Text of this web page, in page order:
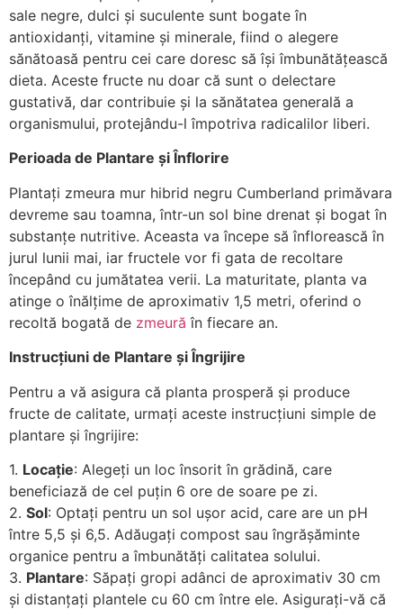
sale negre, dulci și suculente sunt bogate în
antioxidanți, vitamine și minerale, fiind o alegere
sănătoasă pentru cei care doresc să își îmbunătățească
dieta. Aceste fructe nu doar că sunt o delectare
gustativă, dar contribuie și la sănătatea generală a
organismului, protejându-l împotriva radicalilor liberi.
Perioada de Plantare și Înflorire
Plantați zmeura mur hibrid negru Cumberland primăvara
devreme sau toamna, într-un sol bine drenat și bogat în
substanțe nutritive. Aceasta va începe să înflorească în
jurul lunii mai, iar fructele vor fi gata de recoltare
începând cu jumătatea verii. La maturitate, planta va
atinge o înălțime de aproximativ 1,5 metri, oferind o
recoltă bogată de zmeură în fiecare an.
Instrucțiuni de Plantare și Îngrijire
Pentru a vă asigura că planta prosperă și produce
fructe de calitate, urmați aceste instrucțiuni simple de
plantare și îngrijire:
1. Locație: Alegeți un loc însorit în grădină, care
beneficiază de cel puțin 6 ore de soare pe zi.
2. Sol: Optați pentru un sol ușor acid, care are un pH
între 5,5 și 6,5. Adăugați compost sau îngrășăminte
organice pentru a îmbunătăți calitatea solului.
3. Plantare: Săpați gropi adânci de aproximativ 30 cm
și distanțați plantele cu 60 cm între ele. Asigurați-vă că